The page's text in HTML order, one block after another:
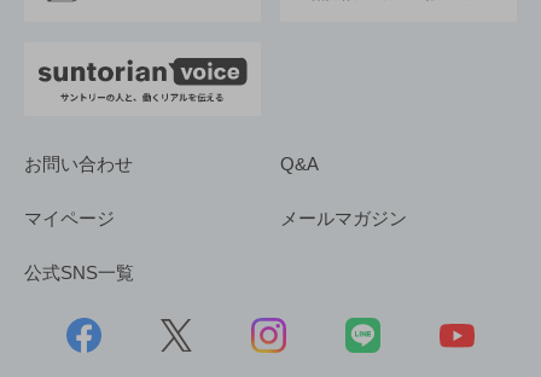
お問い合わせ Q&A
マイページ メールマガジン
公式SNS一覧